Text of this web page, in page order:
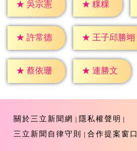
★ 吳宗憲 ★ 粿粿
★ 許常德 ★ 王子邱勝翊
★ 蔡依珊 ★ 連勝文
關於三立新聞網
隱私權聲明
三立新聞自律守則
合作提案窗口